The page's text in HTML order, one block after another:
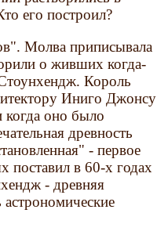
его построил?
Молва приписывала
о живших когда-
Король
Иниго Джонсу
когда оно было
древность
- первое
поставил в 60-х годах
- древняя